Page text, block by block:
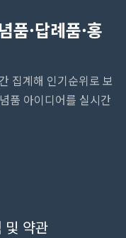
품·답례품·홍
집계해 인기순위로 보
품 아이디어를 실시간
및 약관